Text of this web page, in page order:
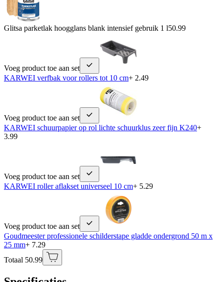
Glitsa parketlak hoogglans blank intensief gebruik 1 l50.99
Voeg product toe aan set
KARWEI verfbak voor rollers tot 10 cm+ 2.49
Voeg product toe aan set
KARWEI schuurpapier op rol lichte schuurklus zeer fijn K240+
3.99
Voeg product toe aan set
KARWEI roller aflakset universeel 10 cm+ 5.29
Voeg product toe aan set
Goudmeester professionele schilderstape gladde ondergrond 50 m x
25 mm+ 7.29
Totaal 50.99